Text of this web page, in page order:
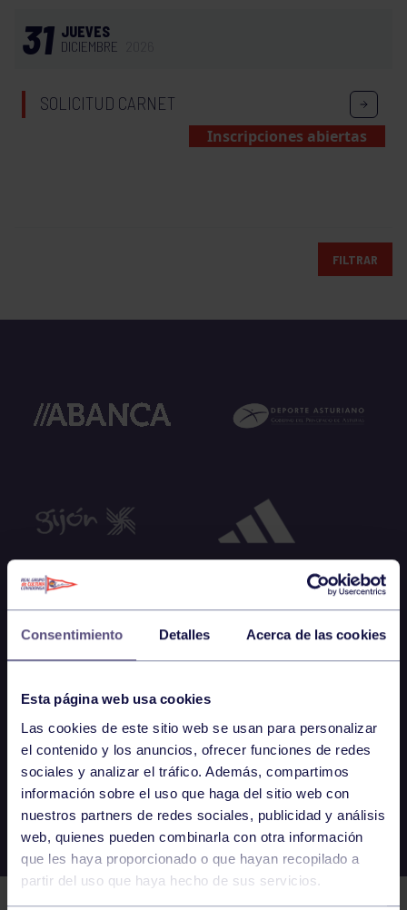
Consentimiento Detalles Acerca de las cookies
Esta página web usa cookies
Las cookies de este sitio web se usan para personalizar
el contenido y los anuncios, ofrecer funciones de redes
sociales y analizar el tráfico. Además, compartimos
información sobre el uso que haga del sitio web con
nuestros partners de redes sociales, publicidad y análisis
web, quienes pueden combinarla con otra información
que les haya proporcionado o que hayan recopilado a
partir del uso que haya hecho de sus servicios.
31 JUEVES
DICIEMBRE
SOLICITUD CARNET
Inscripciones abiertas
FILTRAR